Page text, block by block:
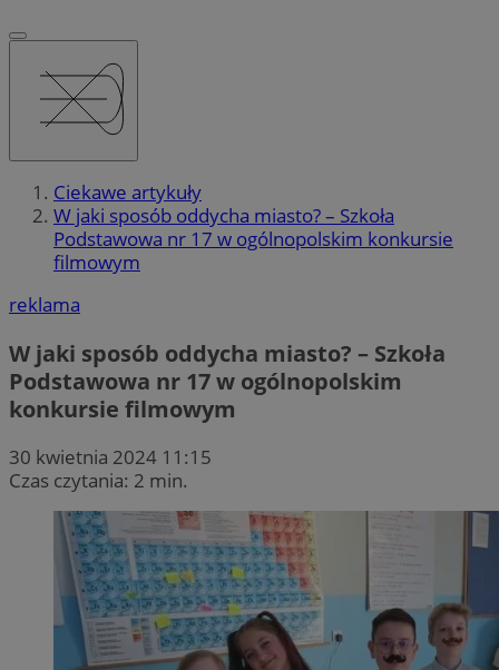
Ciekawe artykuły
W jaki sposób oddycha miasto? – Szkoła
Podstawowa nr 17 w ogólnopolskim konkursie
filmowym
reklama
W jaki sposób oddycha miasto? – Szkoła
Podstawowa nr 17 w ogólnopolskim
konkursie filmowym
30 kwietnia 2024 11:15
Czas czytania: 2 min.